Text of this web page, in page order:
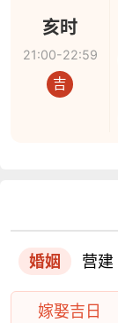
亥时
21:00-22:59
吉
婚姻 营建
嫁娶吉日